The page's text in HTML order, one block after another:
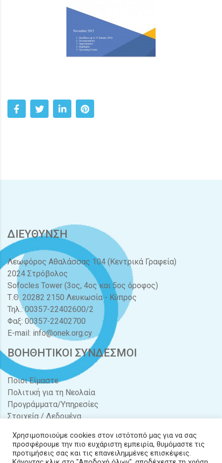
ΔΙΕΥΘΥΝΣΗ
Λεωφόρος Αθαλάσσας 104 (Κεντρικά Γραφεία)
2024 Στρόβολος
Sofocles Tower (3ος, 4ος και 5ος όροφος)
Τ.Θ. 20282 2150 Λευκωσία - Κύπρος
Τηλ.: 00357-22402600/2
Φαξ: 00357-22402700
E-mail: info@onek.org.cy
ΒΟΗΘΗΤΙΚΟΙ ΣΥΝΔΕΣΜΟΙ
Ποιοι Είμαστε
Πολιτική για τη Νεολαία
Προγράμματα/Υπηρεσίες
Στοιχεία / Δεδομένα
Νέα & Δράσεις
Έντυπα
Χρησιμοποιούμε cookies στον ιστότοπό μας για να σας
προσφέρουμε την πιο ευχάριστη εμπειρία, θυμόμαστε τις
προτιμήσεις σας και τις επανειλημμένες επισκέψεις.